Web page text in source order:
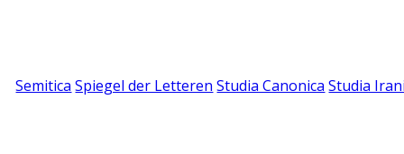
Semitica Spiegel der Letteren Studia Canonica Studia